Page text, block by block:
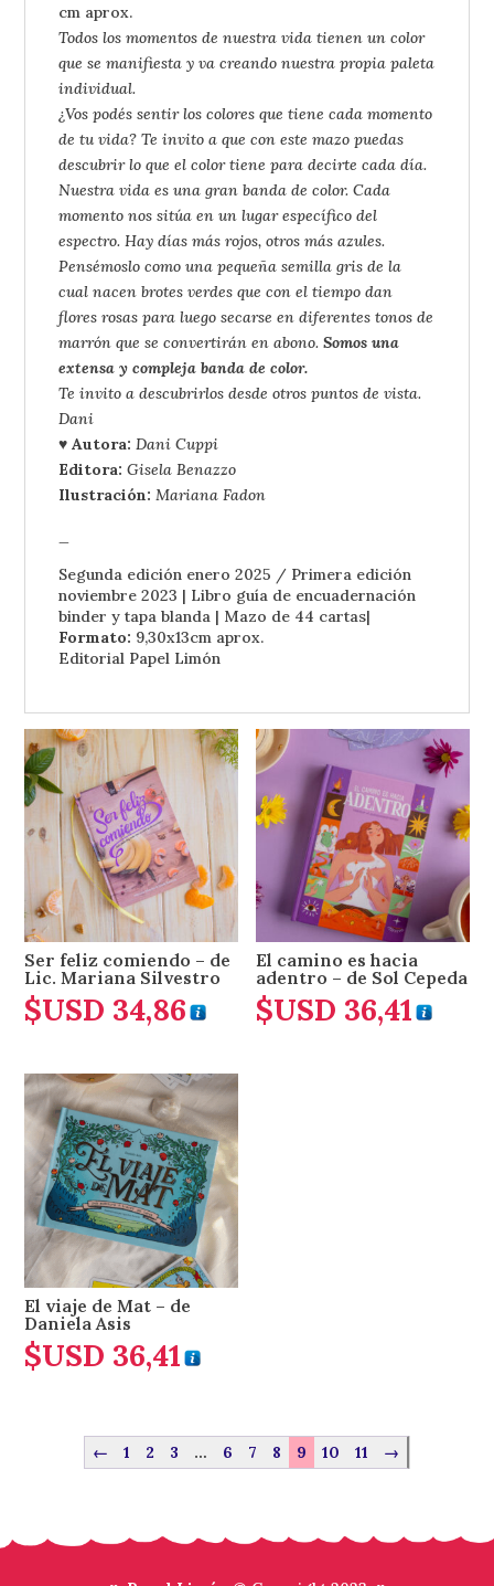
cantidad
cm aprox.
Todos los momentos de nuestra vida tienen un color
que se manifiesta y va creando nuestra propia paleta
individual.
¿Vos podés sentir los colores que tiene cada momento
de tu vida? Te invito a que con este mazo puedas
descubrir lo que el color tiene para decirte cada día.
Nuestra vida es una gran banda de color. Cada
momento nos sitúa en un lugar específico del
espectro. Hay días más rojos, otros más azules.
Pensémoslo como una pequeña semilla gris de la
cual nacen brotes verdes que con el tiempo dan
flores rosas para luego secarse en diferentes tonos de
marrón que se convertirán en abono.Somos una
extensa y compleja banda de color.
Te invito a descubrirlos desde otros puntos de vista.
Dani
♥ Autora: Dani Cuppi
Editora: Gisela Benazzo
Ilustración: Mariana Fadon
Segunda edición enero 2025 / Primera edición
noviembre 2023 | Libro guía de encuadernación
binder y tapa blanda | Mazo de 44 cartas|
Formato: 9,30x13cm aprox.
Editorial Papel Limón
Ser feliz comiendo – de
Lic. Mariana Silvestro
$USD 34,86
El camino es hacia
adentro – de Sol Cepeda
$USD 36,41
El viaje de Mat – de
Daniela Asis
$USD 36,41
← 1 2 3 … 6 7 8 9 10 11 →